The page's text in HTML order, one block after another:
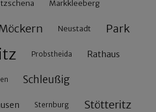
Markkleeberg
Neustadt Park
Probstheida Rathaus
Schleußig
Sternburg Stötteritz